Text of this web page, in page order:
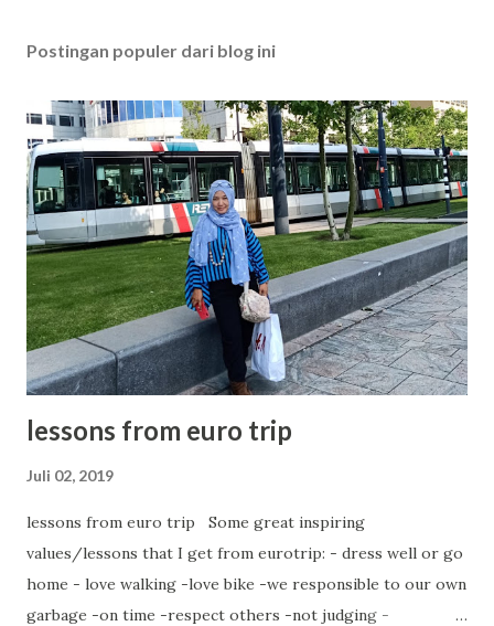
Postingan populer dari blog ini
lessons from euro trip
Juli 02, 2019
lessons from euro trip Some great inspiring
values/lessons that I get from eurotrip: - dress well or go
home - love walking -love bike -we responsible to our own
garbage -on time -respect others -not judging -